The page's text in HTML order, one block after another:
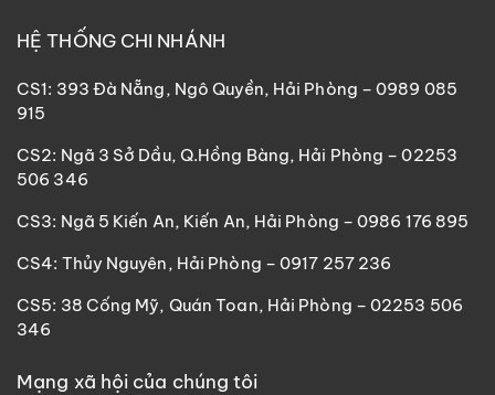
HỆ THỐNG CHI NHÁNH
CS1: 393 Đà Nẵng, Ngô Quyền, Hải Phòng – 0989 085
915
CS2: Ngã 3 Sở Dầu, Q.Hồng Bàng, Hải Phòng – 02253
506 346
CS3: Ngã 5 Kiến An, Kiến An, Hải Phòng – 0986 176 895
CS4: Thủy Nguyên, Hải Phòng – 0917 257 236
CS5: 38 Cống Mỹ, Quán Toan, Hải Phòng – 02253 506
346
Mạng xã hội của chúng tôi